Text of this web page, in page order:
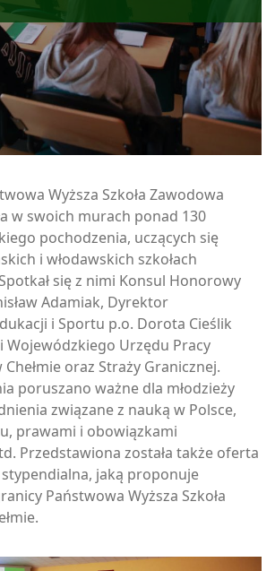
Wyższa Szkoła Zawodowa
w swoich murach ponad 130
pochodzenia, uczących się
i włodawskich szkołach
się z nimi Konsul Honorowy
Adamiak, Dyrektor
i Sportu p.o. Dorota Cieślik
Wojewódzkiego Urzędu Pracy
oraz Straży Granicznej.
poruszano ważne dla młodzieży
związane z nauką w Polsce,
prawami i obowiązkami
Przedstawiona została także oferta
jaką proponuje
Państwowa Wyższa Szkoła